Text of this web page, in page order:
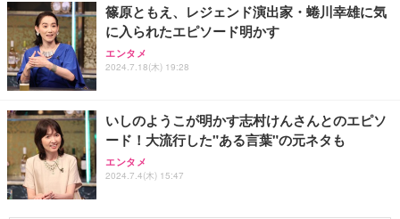
篠原ともえ、レジェンド演出家・蜷川幸雄に気
に入られたエピソード明かす
エンタメ
2024.7.18(木) 19:28
いしのようこが明かす志村けんさんとのエピソ
ード！大流行した"ある言葉"の元ネタも
エンタメ
2024.7.4(木) 15:47